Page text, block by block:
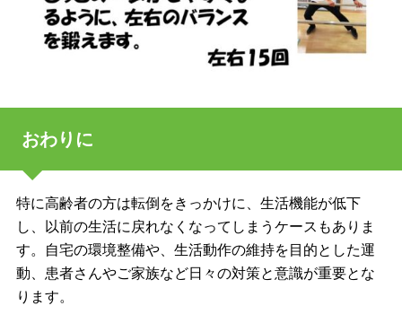
おわりに
特に高齢者の方は転倒をきっかけに、生活機能が低下
し、以前の生活に戻れなくなってしまうケースもありま
す。自宅の環境整備や、生活動作の維持を目的とした運
動、患者さんやご家族など日々の対策と意識が重要とな
ります。